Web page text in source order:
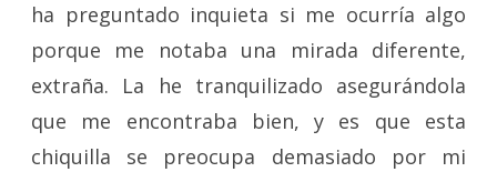
ha preguntado inquieta si me ocurría algo
porque me notaba una mirada diferente,
extraña. La he tranquilizado asegurándola
que me encontraba bien, y es que esta
chiquilla se preocupa demasiado por mi